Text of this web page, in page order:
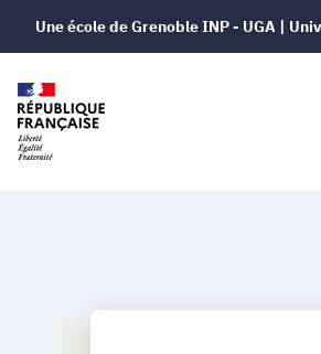
Une école de Grenoble INP - UGA |